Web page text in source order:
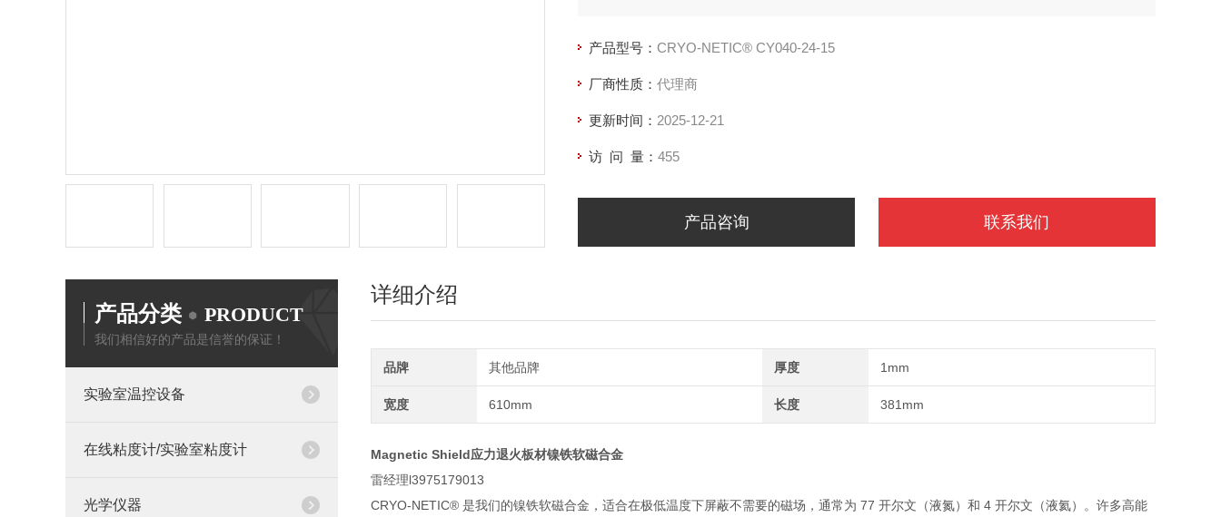
产品型号： CRYO-NETIC® CY040-24-15
厂商性质： 代理商
更新时间： 2025-12-21
访 问 量： 455
产品咨询 联系我们
产品分类 PRODUCT
我们相信好的产品是信誉的保证！
实验室温控设备
在线粘度计/实验室粘度计
光学仪器
详细介绍
品牌 其他品牌 厚度 1mm
宽度 610mm 长度 381mm
Magnetic Shield应力退火板材镍铁软磁合金
雷经理l3975179013
CRYO-NETIC® 是我们的镍铁软磁合金，适合在极低温度下屏蔽不需要的磁场，通常为 77 开尔文（液氮）和 4 开尔文（液氦）。许多高能